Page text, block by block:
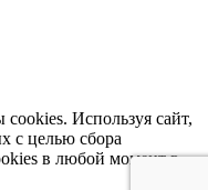
Используя сайт,
с целью сбора
в любой момент в